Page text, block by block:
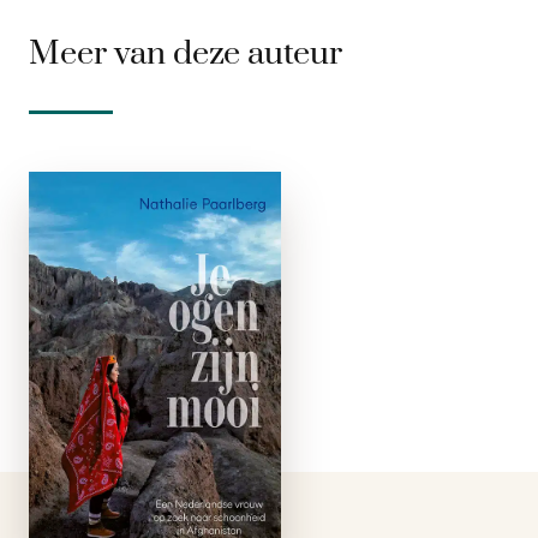
Meer van deze auteur
Je ogen zijn
mooi
paperback
Wat zien onze ogen
als ze kijken naar
Afghanistan? Is
schoonheid nog te
vinden te midden van
verwoesting? Je ogen
zijn mooi is een
adembenemende,